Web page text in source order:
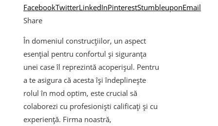
FacebookTwitterLinkedInPinterestStumbleuponEmail
Share
În domeniul construcțiilor, un aspect
esențial pentru confortul și siguranța
unei case îl reprezintă acoperișul. Pentru
a te asigura că acesta își îndeplinește
rolul în mod optim, este crucial să
colaborezi cu profesioniști calificați și cu
experiență. Firma noastră,